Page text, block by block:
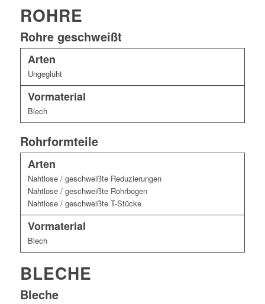
ROHRE
Rohre geschweißt
Arten
Ungeglüht
Vormaterial
Blech
Rohrformteile
Arten
Nahtlose / geschweißte Reduzierungen
Nahtlose / geschweißte Rohrbogen
Nahtlose / geschweißte T-Stücke
Vormaterial
Blech
BLECHE
Bleche